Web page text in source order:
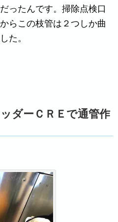
ったんです。掃除点検口
らこの枝管は２つしか曲
た。
ダーＣＲＥで通管作